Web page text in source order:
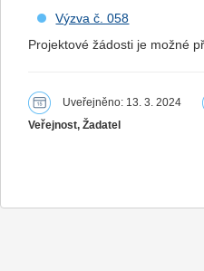
Výzva č. 058
Projektové žádosti je možné
Uveřejněno: 13. 3. 2024
Veřejnost, Žadatel